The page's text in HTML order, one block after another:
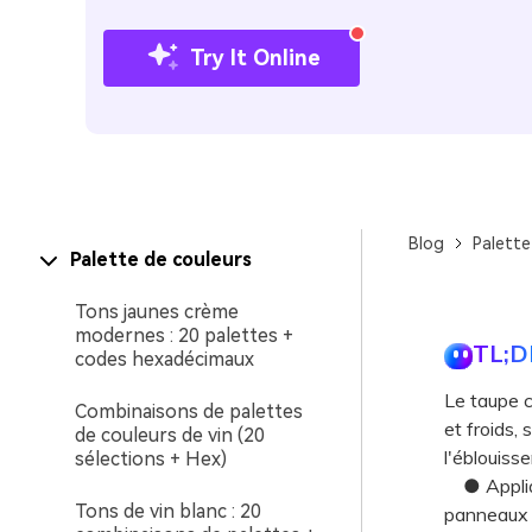
Try It Online
Palette de couleurs
Tons jaunes crème
modernes : 20 palettes +
codes hexadécimaux
Combinaisons de palettes
de couleurs de vin (20
sélections + Hex)
Tons de vin blanc : 20
Blog
Le taupe
et froids,
●